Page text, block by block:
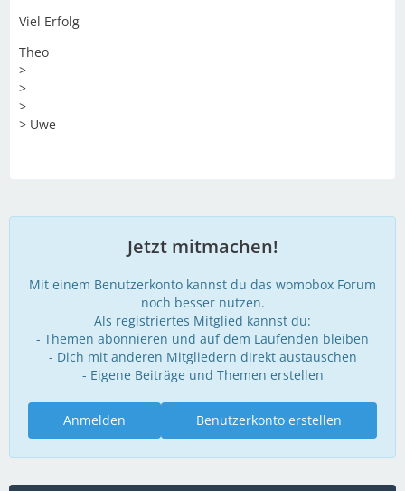
Viel Erfolg
Theo
>
>
>
> Uwe
Jetzt mitmachen!
Mit einem Benutzerkonto kannst du das womobox Forum
noch besser nutzen.
Als registriertes Mitglied kannst du:
- Themen abonnieren und auf dem Laufenden bleiben
- Dich mit anderen Mitgliedern direkt austauschen
- Eigene Beiträge und Themen erstellen
Benutzerkonto erstellen
Anmelden